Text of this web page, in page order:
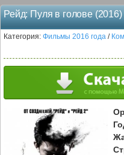
Рейд: Пуля в голове (2016)
Категория: Фильмы 2016 года /